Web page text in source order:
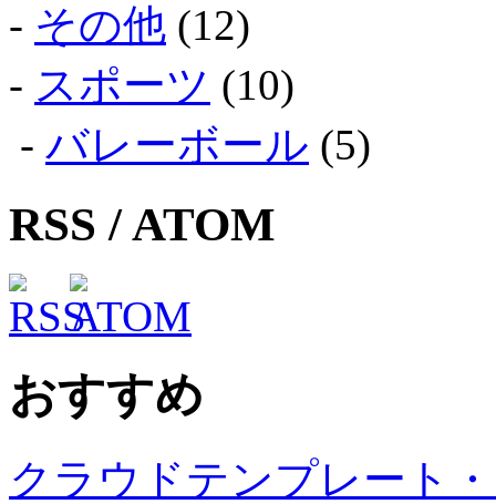
- その他 (12)
- スポーツ (10)
- バレーボール (5)
RSS / ATOM
おすすめ
クラウドテンプレート